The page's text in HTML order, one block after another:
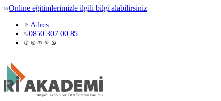
Online eğitimlerimizle ilgili bilgi alabilirsiniz
Adres
0850 307 00 85